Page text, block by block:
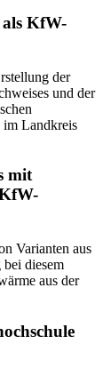
als KfW-
der
und der
im Landkreis
mit
Varianten aus
diesem
aus der